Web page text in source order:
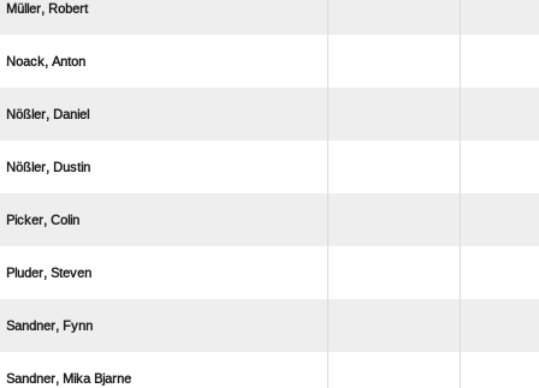
 
 
 
 
 
 
 
  